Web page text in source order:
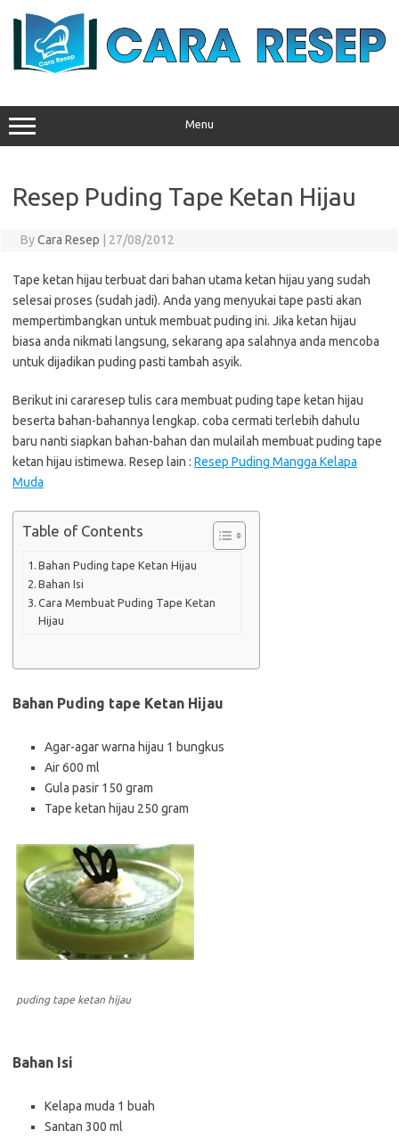
Menu
Resep Puding Tape Ketan Hijau
ByCara Resep 27/08/2012
Tape ketan hijau terbuat dari bahan utama ketan hijau yang sudah
selesai proses (sudah jadi). Anda yang menyukai tape pasti akan
mempertimbangkan untuk membuat puding ini. Jika ketan hijau
biasa anda nikmati langsung, sekarang apa salahnya anda mencoba
untuk dijadikan puding pasti tambah asyik.
Berikut ini cararesep tulis cara membuat puding tape ketan hijau
beserta bahan-bahannya lengkap. coba cermati terlebih dahulu
baru nanti siapkan bahan-bahan dan mulailah membuat puding tape
ketan hijau istimewa. Resep lain : Resep Puding Mangga Kelapa
Muda
Table of Contents
Bahan Puding tape Ketan Hijau
Bahan Isi
Cara Membuat Puding Tape Ketan
Hijau
Bahan Puding tape Ketan Hijau
Agar-agar warna hijau 1 bungkus
Air 600 ml
Gula pasir 150 gram
Tape ketan hijau 250 gram
puding tape ketan hijau
Bahan Isi
Kelapa muda 1 buah
Santan 300 ml